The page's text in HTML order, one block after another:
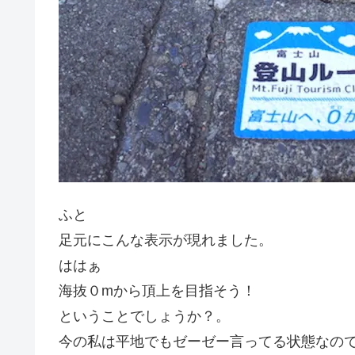
ふと
足元にこんな表示が現れました。
ははぁ
海抜０mから頂上を目指そう！
ということでしょうか？。
今の私は平地でもゼーゼー言ってる状態なの